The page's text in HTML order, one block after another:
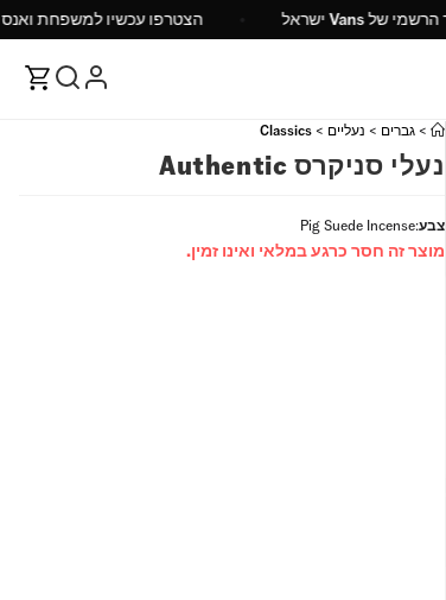
האתר הרשמי של Vans ישראל הצטרפו עכשיו
>גברים > נעליים >
Classics
נעלי סניקרס Authentic
צבע:
Pig Suede Incense
מוצר זה חסר כרגע במלאי ואינו זמין.